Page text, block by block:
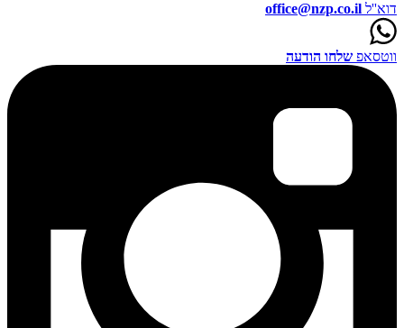
דוא''ל office@nzp.co.il
ווטסאפ שלחו הודעה